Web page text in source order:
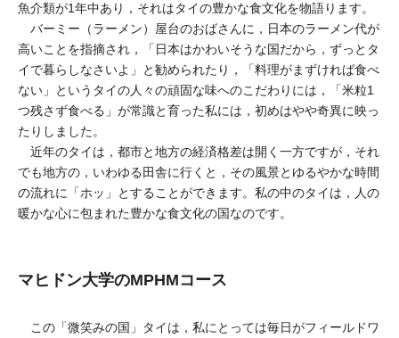
魚介類が1年中あり，それはタイの豊かな食文化を物語ります。
バーミー（ラーメン）屋台のおばさんに，日本のラーメン代が
高いことを指摘され，「日本はかわいそうな国だから，ずっとタ
イで暮らしなさいよ」と勧められたり，「料理がまずければ食べ
ない」というタイの人々の頑固な味へのこだわりには，「米粒1
つ残さず食べる」が常識と育った私には，初めはやや奇異に映っ
たりしました。
近年のタイは，都市と地方の経済格差は開く一方ですが，それ
でも地方の，いわゆる田舎に行くと，その風景とゆるやかな時間
の流れに「ホッ」とすることができます。私の中のタイは，人の
暖かな心に包まれた豊かな食文化の国なのです。
マヒドン大学のMPHMコース
この「微笑みの国」タイは，私にとっては毎日がフィールドワ